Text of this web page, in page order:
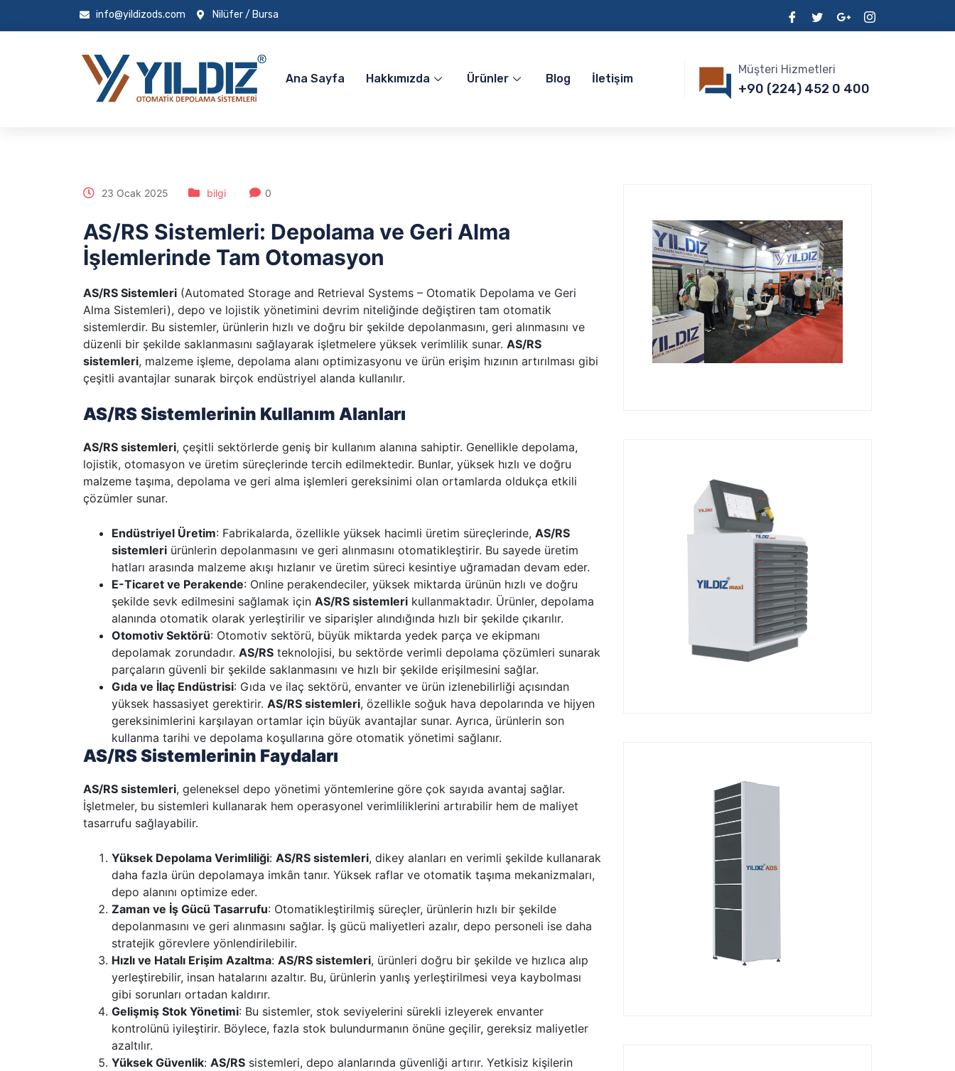
info@yildizods.com Nilüfer / Bursa
Ana Sayfa Hakkımızda Ürünler Blog İletişim
Müşteri Hizmetleri
+90 (224) 452 0 400
23 Ocak 2025 bilgi 0
AS/RS Sistemleri: Depolama ve Geri Alma
İşlemlerinde Tam Otomasyon
AS/RS Sistemleri (Automated Storage and Retrieval Systems – Otomatik Depolama ve Geri
Alma Sistemleri), depo ve lojistik yönetimini devrim niteliğinde değiştiren tam otomatik
sistemlerdir. Bu sistemler, ürünlerin hızlı ve doğru bir şekilde depolanmasını, geri alınmasını ve
düzenli bir şekilde saklanmasını sağlayarak işletmelere yüksek verimlilik sunar. AS/RS
sistemleri, malzeme işleme, depolama alanı optimizasyonu ve ürün erişim hızının artırılması gibi
çeşitli avantajlar sunarak birçok endüstriyel alanda kullanılır.
AS/RS Sistemlerinin Kullanım Alanları
AS/RS sistemleri, çeşitli sektörlerde geniş bir kullanım alanına sahiptir. Genellikle depolama,
lojistik, otomasyon ve üretim süreçlerinde tercih edilmektedir. Bunlar, yüksek hızlı ve doğru
malzeme taşıma, depolama ve geri alma işlemleri gereksinimi olan ortamlarda oldukça etkili
çözümler sunar.
Endüstriyel Üretim: Fabrikalarda, özellikle yüksek hacimli üretim süreçlerinde, AS/RS
sistemleri ürünlerin depolanmasını ve geri alınmasını otomatikleştirir. Bu sayede üretim
hatları arasında malzeme akışı hızlanır ve üretim süreci kesintiye uğramadan devam eder.
E-Ticaret ve Perakende: Online perakendeciler, yüksek miktarda ürünün hızlı ve doğru
şekilde sevk edilmesini sağlamak için AS/RS sistemleri kullanmaktadır. Ürünler, depolama
alanında otomatik olarak yerleştirilir ve siparişler alındığında hızlı bir şekilde çıkarılır.
Otomotiv Sektörü: Otomotiv sektörü, büyük miktarda yedek parça ve ekipmanı
depolamak zorundadır. AS/RS teknolojisi, bu sektörde verimli depolama çözümleri sunarak
parçaların güvenli bir şekilde saklanmasını ve hızlı bir şekilde erişilmesini sağlar.
Gıda ve İlaç Endüstrisi: Gıda ve ilaç sektörü, envanter ve ürün izlenebilirliği açısından
yüksek hassasiyet gerektirir. AS/RS sistemleri, özellikle soğuk hava depolarında ve hijyen
gereksinimlerini karşılayan ortamlar için büyük avantajlar sunar. Ayrıca, ürünlerin son
kullanma tarihi ve depolama koşullarına göre otomatik yönetimi sağlanır.
AS/RS Sistemlerinin Faydaları
AS/RS sistemleri, geleneksel depo yönetimi yöntemlerine göre çok sayıda avantaj sağlar.
İşletmeler, bu sistemleri kullanarak hem operasyonel verimliliklerini artırabilir hem de maliyet
tasarrufu sağlayabilir.
Yüksek Depolama Verimliliği: AS/RS sistemleri, dikey alanları en verimli şekilde kullanarak
daha fazla ürün depolamaya imkân tanır. Yüksek raflar ve otomatik taşıma mekanizmaları,
depo alanını optimize eder.
Zaman ve İş Gücü Tasarrufu: Otomatikleştirilmiş süreçler, ürünlerin hızlı bir şekilde
depolanmasını ve geri alınmasını sağlar. İş gücü maliyetleri azalır, depo personeli ise daha
stratejik görevlere yönlendirilebilir.
Hızlı ve Hatalı Erişim Azaltma: AS/RS sistemleri, ürünleri doğru bir şekilde ve hızlıca alıp
yerleştirebilir, insan hatalarını azaltır. Bu, ürünlerin yanlış yerleştirilmesi veya kaybolması
gibi sorunları ortadan kaldırır.
Gelişmiş Stok Yönetimi: Bu sistemler, stok seviyelerini sürekli izleyerek envanter
kontrolünü iyileştirir. Böylece, fazla stok bulundurmanın önüne geçilir, gereksiz maliyetler
azaltılır.
Yüksek Güvenlik: AS/RS sistemleri, depo alanlarında güvenliği artırır. Yetkisiz kişilerin